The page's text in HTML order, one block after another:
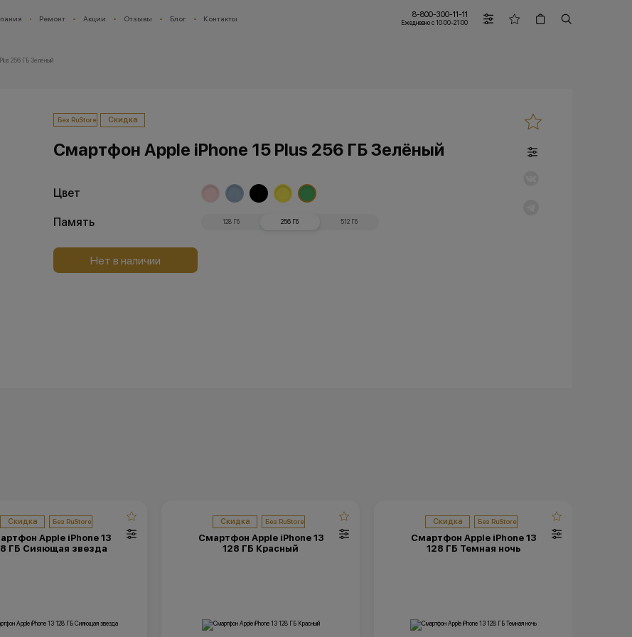
Ремонт Акции Отзывы Блог Контакты 8-800-300-11-11
Ежедневно с 10:00-21:00
256 ГБ Зелёный
Без RuStore Скидка
Смартфон Apple iPhone 15 Plus 256 ГБ Зелёный
Цвет
Память 128 Гб 256 Гб 512 Гб
Нет в наличии
Скидка
Apple iPhone 13
ГБ Сияющая звезда
Скидка
Смартфон Apple iPhone 13
128 ГБ Красный
Скидка
Смартфон Apple iPhone 13
128 ГБ Темная ночь